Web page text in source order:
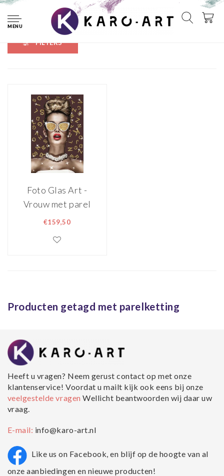
MENU
parelketting
FILTERS
Foto Glas Art -
Vrouw met parel
ketting en gouden
prachtig voor in de
materiaal
€159,50
Producten getagd met parelketting
Heeft u vragen? Neem gerust contact op met onze
klantenservice! Voordat u mailt kijk ook eens bij onze
veelgestelde vragenWellicht beantwoorden wij daar uw
vraag.
E-mail: info@karo-art.nl
Like us on Facebook, en blijf op de hoogte van al
onze aanbiedingen en nieuwe producten!